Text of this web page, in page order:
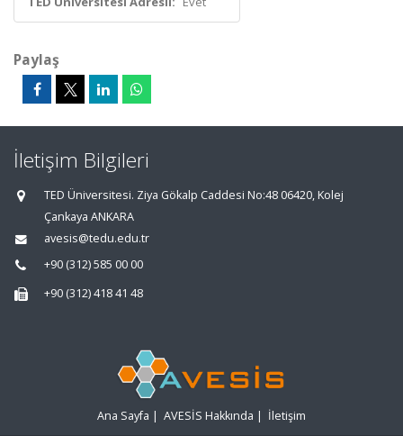
Paylaş
İletişim Bilgileri
TED Üniversitesi. Ziya Gökalp Caddesi No:48 06420, Kolej
Çankaya ANKARA
avesis@tedu.edu.tr
+90 (312) 585 00 00
+90 (312) 418 41 48
Ana Sayfa | AVESİS Hakkında | İletişim